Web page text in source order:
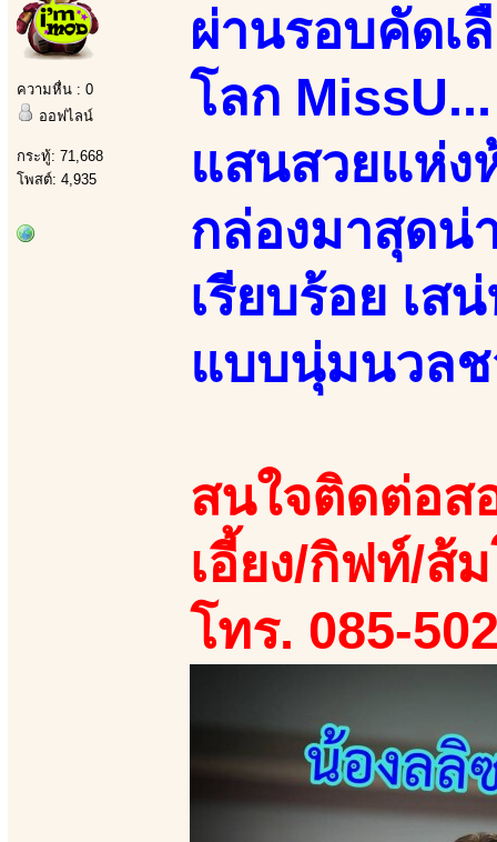
ความหื่น : 0
ออฟไลน์
กระทู้: 71,668
โพสต์: 4,935
ผ่านรอบคัดเ
โลก
แสนสวยแห่ง
กล่องมาสุดน่
เรียบร้อย เส
แบบนุ่มนวล
สนใจติดต่อส
เอี้ยง/กิฟท์/ส้
โทร. 085-